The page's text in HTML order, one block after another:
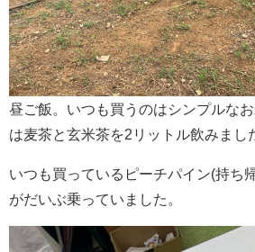
昼ご飯。いつも買うのはシンプルな
は麦茶と玄米茶を2リットル飲みまし
いつも買っているピーチパイン(持ち
がだいぶ乗っていました。